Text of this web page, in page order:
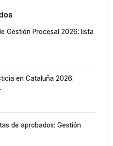
Gestión Procesal 2026: lista
en Cataluña 2026:
de aprobados: Gestión